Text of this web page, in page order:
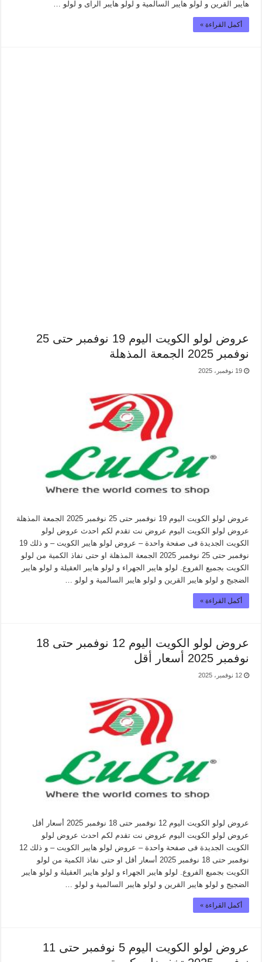
هايبر القرين و لولو هايبر السالمية و لولو هايبر الراى و لولو …
أكمل القراءة »
عروض لولو الكويت اليوم 19 نوفمبر حتى 25
نوفمبر 2025 الجمعة المذهلة
19 نوفمبر، 2025
عروض لولو الكويت اليوم 19 نوفمبر حتى 25 نوفمبر 2025 الجمعة المذهلة
عروض لولو الكويت اليوم عروض نت تقدم لكم احدث عروض لولو
الكويت الجديدة فى صفحة واحدة – عروض لولو هايبر الكويت – و ذلك 19
نوفمبر حتى 25 نوفمبر 2025 الجمعة المذهلة او حتى نفاذ الكمية من لولو
الكويت بجميع الفروع. لولو هايبر الجهراء و لولو هايبر العقيلة و لولو هايبر
الضجيج و لولو هايبر القرين و لولو هايبر السالمية و لولو …
أكمل القراءة »
عروض لولو الكويت اليوم 12 نوفمبر حتى 18
نوفمبر 2025 أسعار أقل
12 نوفمبر، 2025
عروض لولو الكويت اليوم 12 نوفمبر حتى 18 نوفمبر 2025 أسعار أقل
عروض لولو الكويت اليوم عروض نت تقدم لكم احدث عروض لولو
الكويت الجديدة فى صفحة واحدة – عروض لولو هايبر الكويت – و ذلك 12
نوفمبر حتى 18 نوفمبر 2025 أسعار أقل او حتى نفاذ الكمية من لولو
الكويت بجميع الفروع. لولو هايبر الجهراء و لولو هايبر العقيلة و لولو هايبر
الضجيج و لولو هايبر القرين و لولو هايبر السالمية و لولو …
أكمل القراءة »
عروض لولو الكويت اليوم 5 نوفمبر حتى 11